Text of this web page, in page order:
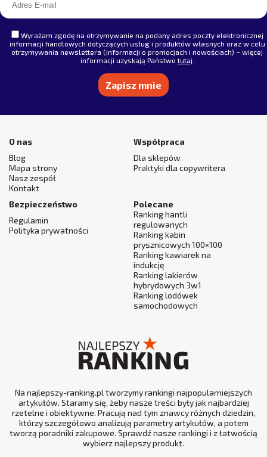
Wyrażam zgodę na otrzymywanie na podany adres poczty elektronicznej
informacji handlowych dotyczących usług i produktów własnych oraz w celu
otrzymywania newslettera (informacji o promocjach i nowościach) – więcej
informacji uzyskają Państwotutaj
O nas
Blog
Mapa strony
Nasz zespół
Kontakt
Współpraca
Dla sklepów
Praktyki dla copywritera
Bezpieczeństwo
Regulamin
Polityka prywatności
Polecane
Ranking hantli
regulowanych
Ranking kabin
prysznicowych 100×100
Ranking kawiarek na
indukcję
Ranking lakierów
hybrydowych 3w1
Ranking lodówek
samochodowych
Na najlepszy-ranking.pl tworzymy rankingi najpopularniejszych
artykułów. Staramy się, żeby nasze treści były jak najbardziej
rzetelne i obiektywne. Pracują nad tym znawcy różnych dziedzin,
którzy szczegółowo analizują parametry artykułów, a potem
tworzą poradniki zakupowe. Sprawdź nasze rankingi i z łatwością
wybierz najlepszy produkt.